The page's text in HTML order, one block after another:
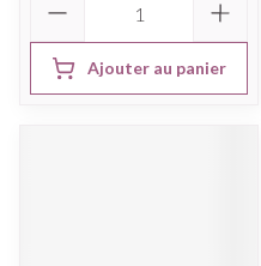
Ajouter au panier